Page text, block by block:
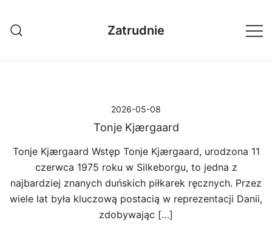
treści
Zatrudnie
2026-05-08
Tonje Kjærgaard
Tonje Kjærgaard Wstęp Tonje Kjærgaard, urodzona 11
czerwca 1975 roku w Silkeborgu, to jedna z
najbardziej znanych duńskich piłkarek ręcznych. Przez
wiele lat była kluczową postacią w reprezentacji Danii,
zdobywając […]